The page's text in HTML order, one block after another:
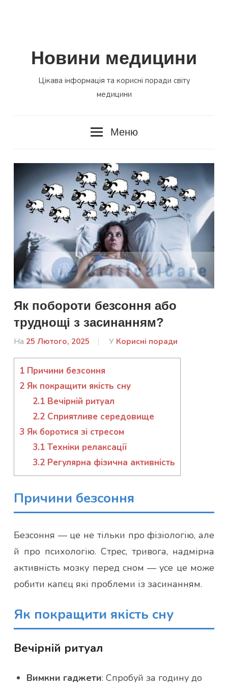
Новини медицини
Цікава інформація та корисні поради світу
медицини
Меню
Як побороти безсоння або
труднощі з засинанням?
На 25 Лютого, 2025
Від
У Корисні поради
1 Причини безсоння
2 Як покращити якість сну
2.1Вечірній ритуал
2.2Сприятливе середовище
3 Як боротися зі стресом
3.1Техніки релаксації
3.2Регулярна фізична активність
Причини безсоння
Безсоння — це не тільки про фізіологію, але
й про психологію. Стрес, тривога, надмірна
активність мозку перед сном — усе це може
робити капєц які проблеми із засинанням.
Як покращити якість сну
Вечірній ритуал
Вимкни гаджети: Спробуй за годину до